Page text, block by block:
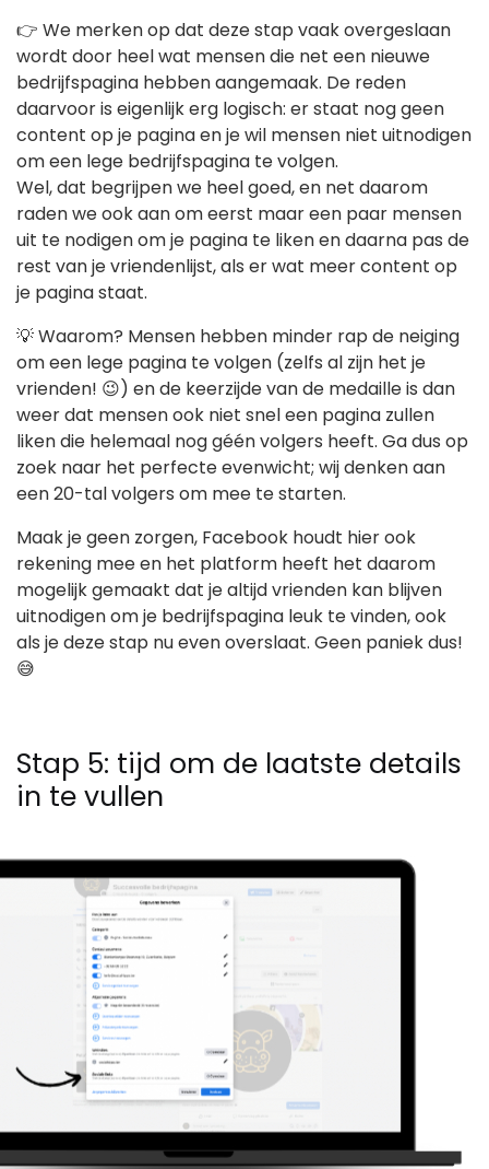
👉 We merken op dat deze stap vaak overgeslaan
wordt door heel wat mensen die net een nieuwe
bedrijfspagina hebben aangemaak. De reden
daarvoor is eigenlijk erg logisch: er staat nog geen
content op je pagina en je wil mensen niet uitnodigen
om een lege bedrijfspagina te volgen.
Wel, dat begrijpen we heel goed, en net daarom
raden we ook aan om eerst maar een paar mensen
uit te nodigen om je pagina te liken en daarna pas de
rest van je vriendenlijst, als er wat meer content op
je pagina staat.
💡 Waarom? Mensen hebben minder rap de neiging
om een lege pagina te volgen (zelfs al zijn het je
vrienden! 😉) en de keerzijde van de medaille is dan
weer dat mensen ook niet snel een pagina zullen
liken die helemaal nog géén volgers heeft. Ga dus op
zoek naar het perfecte evenwicht; wij denken aan
een 20-tal volgers om mee te starten.
Maak je geen zorgen, Facebook houdt hier ook
rekening mee en het platform heeft het daarom
mogelijk gemaakt dat je altijd vrienden kan blijven
uitnodigen om je bedrijfspagina leuk te vinden, ook
als je deze stap nu even overslaat. Geen paniek dus!
😅
Stap 5: tijd om de laatste details
in te vullen